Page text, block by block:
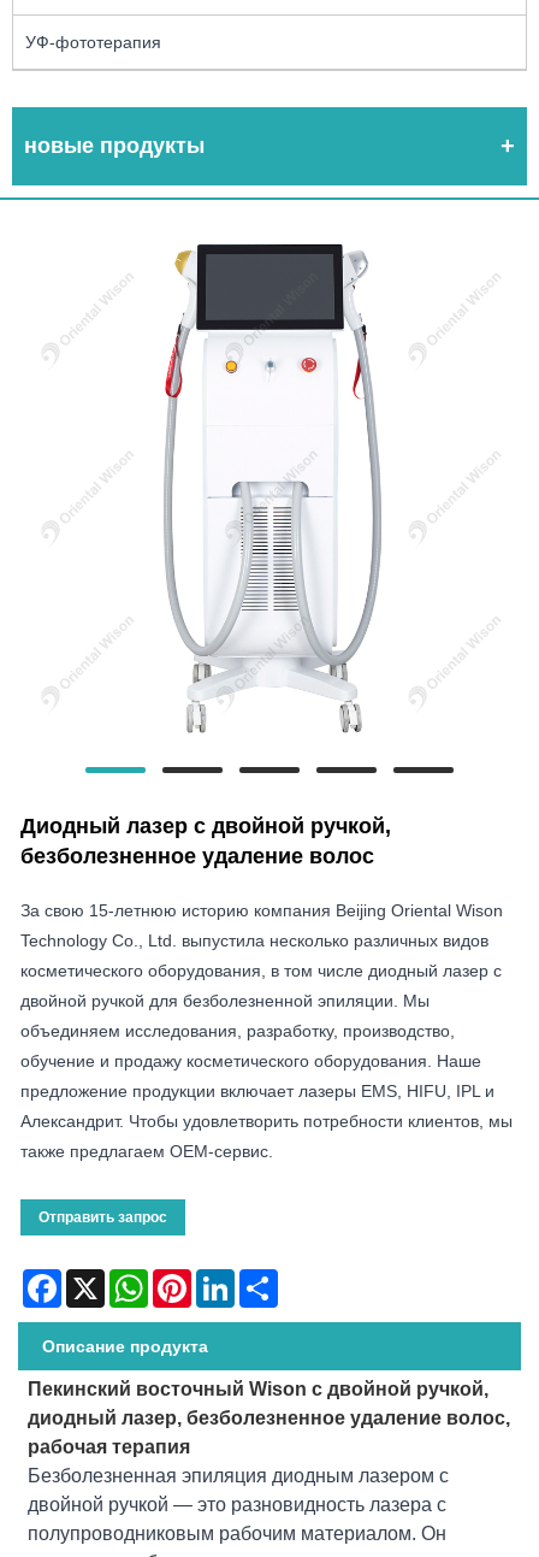
УФ-фототерапия
новые продукты
Диодный лазер с двойной ручкой,
безболезненное удаление волос
За свою 15-летнюю историю компания Beijing Oriental Wison
Technology Co., Ltd. выпустила несколько различных видов
косметического оборудования, в том числе диодный лазер с
двойной ручкой для безболезненной эпиляции. Мы
объединяем исследования, разработку, производство,
обучение и продажу косметического оборудования. Наше
предложение продукции включает лазеры EMS, HIFU, IPL и
Александрит. Чтобы удовлетворить потребности клиентов, мы
также предлагаем OEM-сервис.
Отправить запрос
Facebook
X WhatsAppPinterestLinkedIn
Описание продукта
Пекинский восточный Wison с двойной ручкой,
диодный лазер, безболезненное удаление волос,
рабочая терапия
Безболезненная эпиляция диодным лазером с
двойной ручкой — это разновидность лазера с
полупроводниковым рабочим материалом. Он